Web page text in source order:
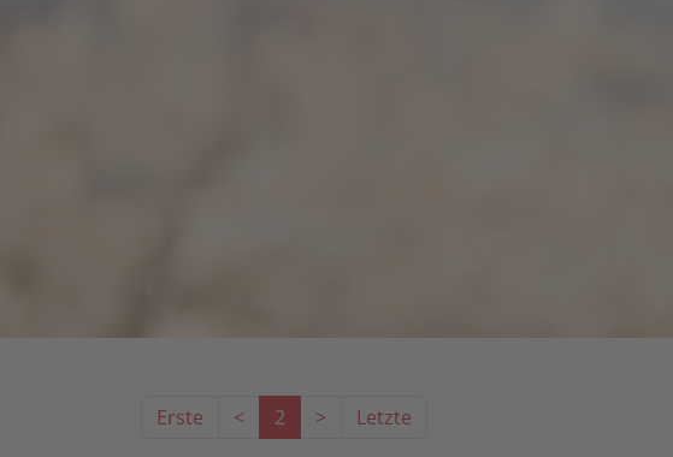
Erste < 2 > Letzte